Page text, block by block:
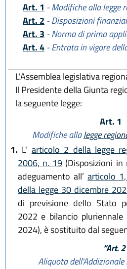
Art. 1 - Modifiche alla legge
Art. 2 - Disposizioni
Art. 3 - Norma di prima
Art. 4 - Entrata in vigore
L'Assemblea legislativa
Il Presidente della Giunta
la seguente legge:
Art. 1
Modifiche allalegge
1. L' articolo 2 della legge
2006, n. 19 (Disposizioni
adeguamento all’ articolo
della legge 30 dicembre
di previsione dello Stato
2022 e bilancio
2024), è sostituito dal
“Art. 2
Aliquota dell'Addizionale